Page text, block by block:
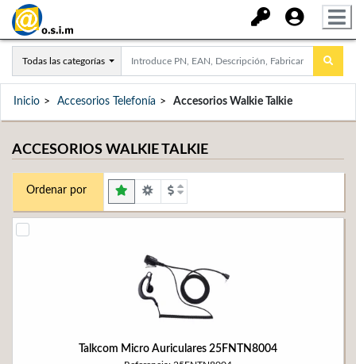
Todas las categorías
Inicio Accesorios Telefonía Accesorios Walkie Talkie
ACCESORIOS WALKIE TALKIE
Ordenar por
Talkcom Micro Auriculares 25FNTN8004